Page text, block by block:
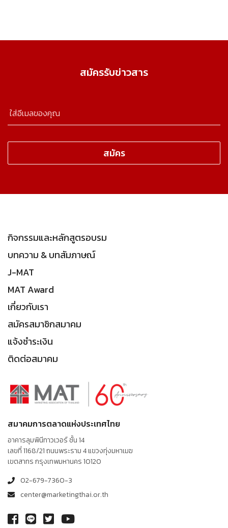
สมัครรับข่าวสาร
กิจกรรมและหลักสูตรอบรม
บทความ & บทสัมภาษณ์
J-MAT
MAT Award
เกี่ยวกับเรา
สมัครสมาชิกสมาคม
แจ้งชำระเงิน
ติดต่อสมาคม
สมาคมการตลาดแห่งประเทศไทย
อาคารลุมพินีทาวเวอร์ ชั้น 14
เลขที่ 1168/21 ถนนพระราม 4 แขวงทุ่งมหาเมฆ
เขตสาทร กรุงเทพมหานคร 10120
02-679-7360-3
center@marketingthai.or.th